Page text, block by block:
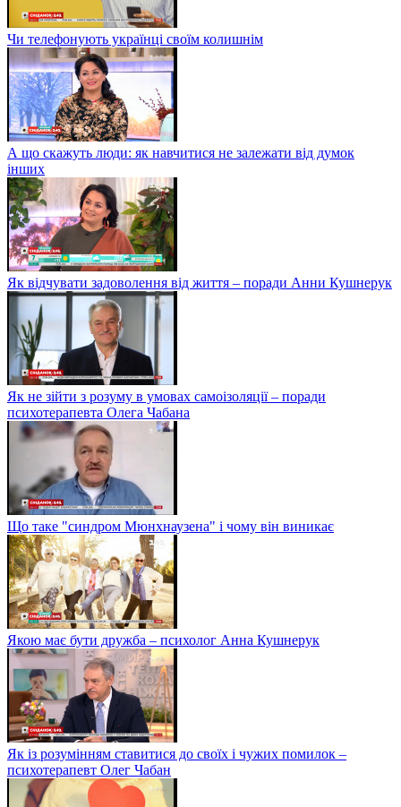
Чи телефонують українці своїм колишнім
А що скажуть люди: як навчитися не залежати від думок
інших
Як відчувати задоволення від життя – поради Анни Кушнерук
Як не зійти з розуму в умовах самоізоляції – поради
психотерапевта Олега Чабана
Що таке "синдром Мюнхнаузена" і чому він виникає
Якою має бути дружба – психолог Анна Кушнерук
Як із розумінням ставитися до своїх і чужих помилок –
психотерапевт Олег Чабан